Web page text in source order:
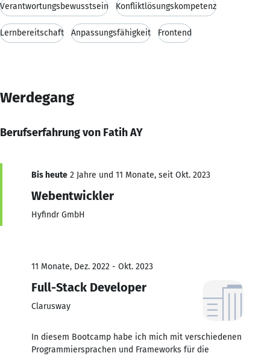
Verantwortungsbewusstsein Konfliktlösungskompetenz
Lernbereitschaft Anpassungsfähigkeit Frontend
Werdegang
Berufserfahrung von Fatih AY
Bis heute 2 Jahre und 11 Monate, seit Okt. 2023
Webentwickler
Hyfindr GmbH
11 Monate, Dez. 2022 - Okt. 2023
Full-Stack Developer
Clarusway
In diesem Bootcamp habe ich mich mit verschiedenen
Programmiersprachen und Frameworks für die